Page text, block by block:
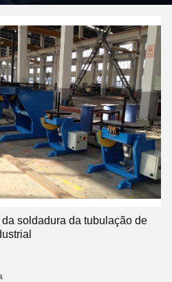
soldadura da tubulação de